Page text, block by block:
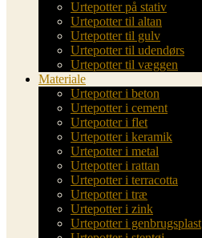
Urtepotter på stativ
Urtepotter til altan
Urtepotter til gulv
Urtepotter til udendørs
Urtepotter til væggen
Materiale
Urtepotter i beton
Urtepotter i cement
Urtepotter i flet
Urtepotter i keramik
Urtepotter i metal
Urtepotter i rattan
Urtepotter i terracotta
Urtepotter i træ
Urtepotter i zink
Urtepotter i genbrugsplast